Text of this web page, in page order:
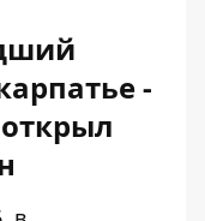
-